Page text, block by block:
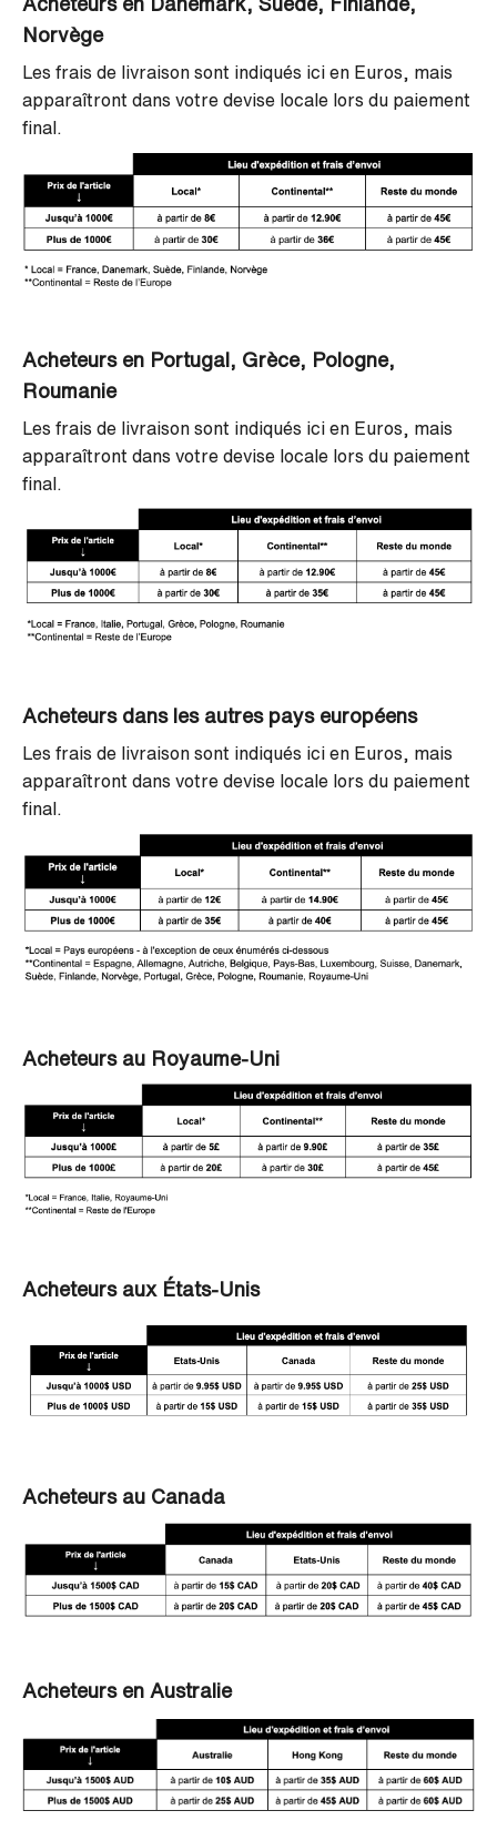
Norvège
Les frais de livraison sont indiqués ici en Euros, mais
apparaîtront dans votre devise locale lors du paiement
final.
Acheteurs en Portugal, Grèce, Pologne,
Roumanie
Les frais de livraison sont indiqués ici en Euros, mais
apparaîtront dans votre devise locale lors du paiement
final.
Acheteurs dans les autres pays européens
Les frais de livraison sont indiqués ici en Euros, mais
apparaîtront dans votre devise locale lors du paiement
final.
Acheteurs au Royaume-Uni
Acheteurs aux États-Unis
Acheteurs au Canada
Acheteurs en Australie